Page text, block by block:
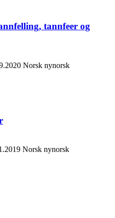
tannfeer og
Norsk nynorsk
Norsk nynorsk